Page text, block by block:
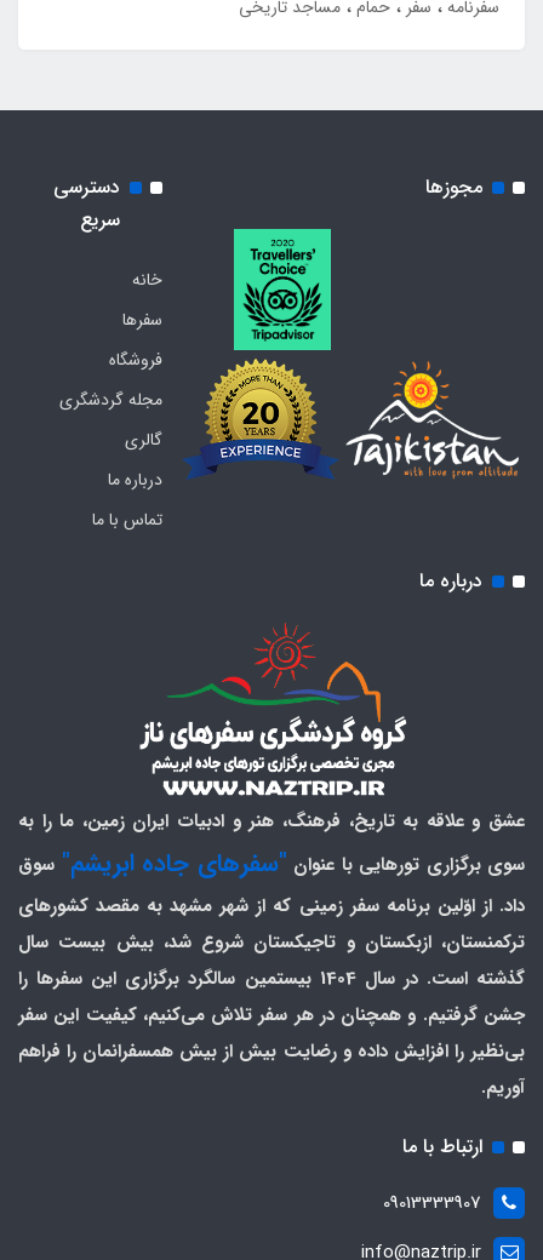
سفرنامه
سفر حمام مساجد تاریخی
مجوزها
دسترسی
سریع
خانه
سفرها
فروشگاه
مجله گردشگری
گالری
درباره ما
تماس با ما
درباره ما
عشق و علاقه به تاریخ، فرهنگ، هنر و ادبیات ایران زمین، ما را به
سوی برگزاری تورهایی با عنوان "سفرهای جاده ابریشم" سوق
داد. از اوّلین برنامه سفر زمینی که از شهر مشهد به مقصد کشورهای
ترکمنستان، ازبکستان و تاجیکستان شروع شد، بیش بیست سال
گذشته است. در سال 1404 بیستمین سالگرد برگزاری این سفرها را
جشن گرفتیم. و همچنان در هر سفر تلاش می‌کنیم، کیفیت این سفر
بی‌نظیر را افزایش داده و رضایت بیش از بیش همسفرانمان را فراهم
آوریم.
ارتباط با ما
09013333907
info@naztrip.ir